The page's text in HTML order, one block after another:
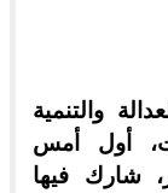
والتنمية
أول أمس
شارك فيها